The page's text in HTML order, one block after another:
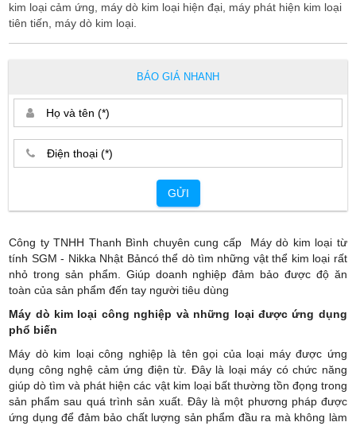
kim loại cảm ứng, máy dò kim loại hiện đại, máy phát hiện kim loại
tiên tiến, máy dò kim loại.
BÁO GIÁ NHANH
GỬI
Công ty TNHH Thanh Bình chuyên cung cấp Máy dò kim loại từ
tính SGM - Nikka Nhật Bảncó thể dò tìm những vật thể kim loại rất
nhỏ trong sản phẩm. Giúp doanh nghiệp đảm bảo được độ ăn
toàn của sản phẩm đến tay người tiêu dùng
Máy dò kim loại công nghiệp và những loại được ứng dụng
phổ biến
Máy dò kim loại công nghiệp là tên gọi của loại máy được ứng
dụng công nghệ cảm ứng điện từ. Đây là loại máy có chức năng
giúp dò tìm và phát hiện các vật kim loại bất thường tồn đọng trong
sản phẩm sau quá trình sản xuất. Đây là một phương pháp được
ứng dụng để đảm bảo chất lượng sản phẩm đầu ra mà không làm